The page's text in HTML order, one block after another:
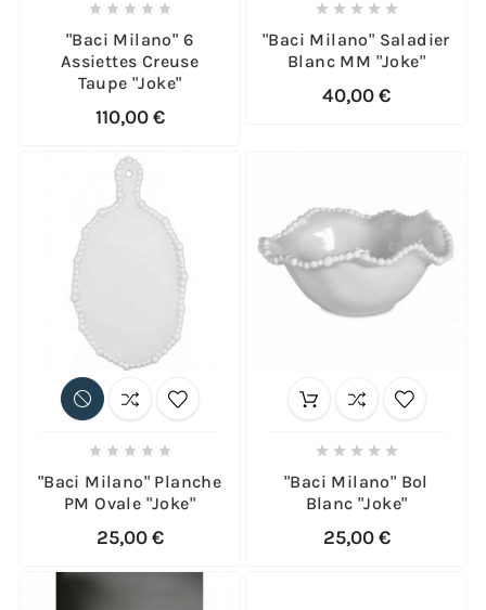
    
"Baci Milano" 6
Assiettes Creuse
Taupe "Joke"
110,00 €
    
"Baci Milano" Saladier
Blanc MM "Joke"
40,00 €
    
"Baci Milano" Planche
PM Ovale "Joke"
25,00 €
    
"Baci Milano" Bol
Blanc "Joke"
25,00 €